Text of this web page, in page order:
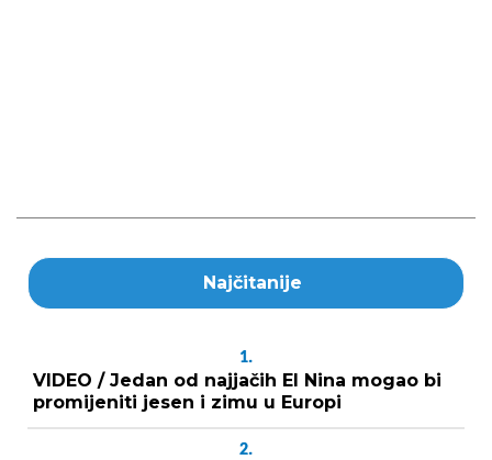
Najčitanije
1.
VIDEO / Jedan od najjačih El Nina mogao bi
promijeniti jesen i zimu u Europi
2.